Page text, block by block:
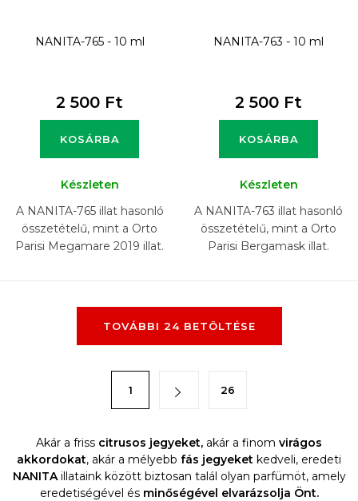
NANITA-765 - 10 ml
2 500 Ft
KOSÁRBA
Készleten
A NANITA-765 illat hasonló
összetételű, mint a Orto
Parisi Megamare 2019 illat.
NANITA-763 - 10 ml
2 500 Ft
KOSÁRBA
Készleten
A NANITA-763 illat hasonló
összetételű, mint a Orto
Parisi Bergamask illat.
n
TOVÁBBI 24 BETÖLTÉSE
z
á
1 26
Akár a friss citrusos jegyeket, akár a finom virágos
akkordokat, akár a mélyebb fás jegyeket kedveli, eredeti
NANITAillataink között biztosan talál olyan parfümöt, amely
eredetiségével és minőségével elvarázsolja Önt.